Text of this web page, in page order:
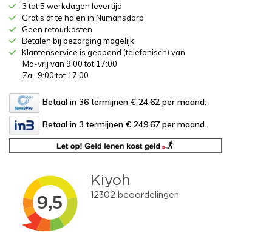
3 tot 5 werkdagen levertijd
Gratis af te halen in Numansdorp
Geen retourkosten
Betalen bij bezorging mogelijk
Klantenservice is geopend (telefonisch) van
Ma-vrij van 9:00 tot 17:00
Za- 9:00 tot 17:00
Betaal in 36 termijnen € 24,62 per maand.
Betaal in 3 termijnen € 249,67 per maand.